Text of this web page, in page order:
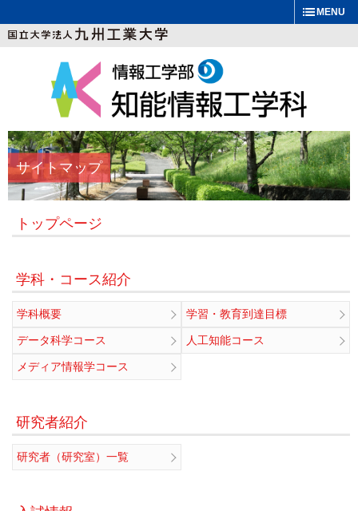
MENU
サイトマップ
トップページ
学科・コース紹介
学科概要 学習・教育到達目標
データ科学コース 人工知能コース
メディア情報学コース
研究者紹介
研究者（研究室）一覧